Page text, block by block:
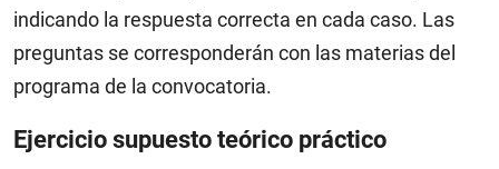
indicando la respuesta correcta en cada caso. Las
preguntas se corresponderán con las materias del
programa de la convocatoria.
Ejercicio supuesto teórico práctico